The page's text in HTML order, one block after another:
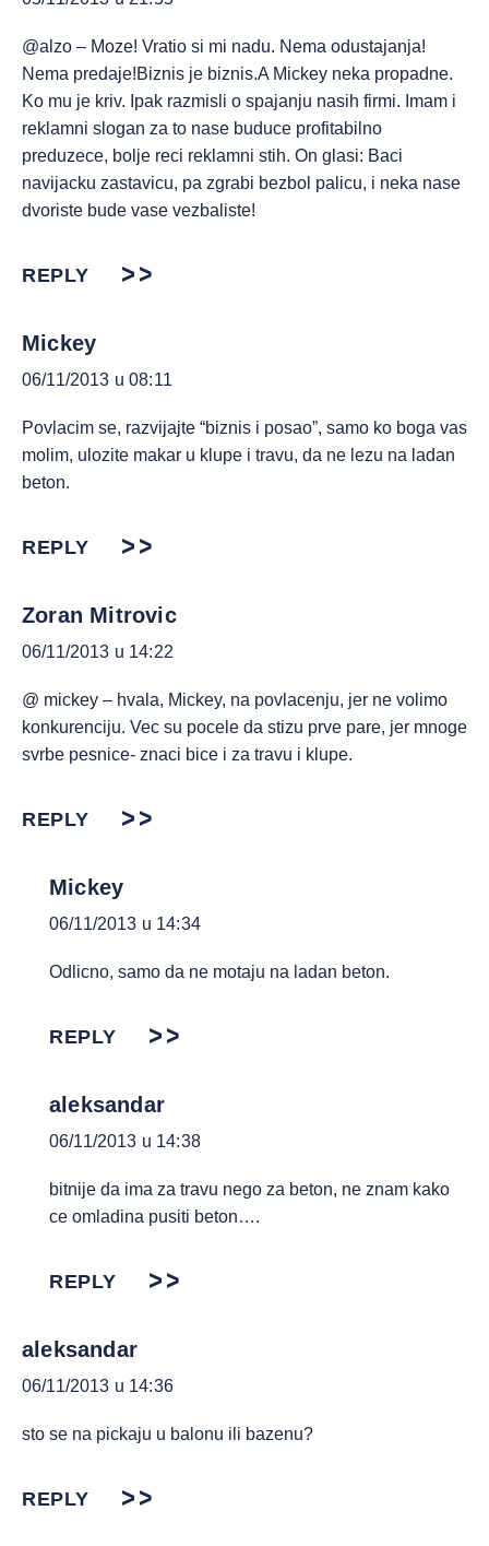
@alzo – Moze! Vratio si mi nadu. Nema odustajanja!
Nema predaje!Biznis je biznis.A Mickey neka propadne.
Ko mu je kriv. Ipak razmisli o spajanju nasih firmi. Imam i
reklamni slogan za to nase buduce profitabilno
preduzece, bolje reci reklamni stih. On glasi: Baci
navijacku zastavicu, pa zgrabi bezbol palicu, i neka nase
dvoriste bude vase vezbaliste!
REPLY
Mickey
06/11/2013 u 08:11
Povlacim se, razvijajte “biznis i posao”, samo ko boga vas
molim, ulozite makar u klupe i travu, da ne lezu na ladan
beton.
REPLY
Zoran Mitrovic
06/11/2013 u 14:22
@ mickey – hvala, Mickey, na povlacenju, jer ne volimo
konkurenciju. Vec su pocele da stizu prve pare, jer mnoge
svrbe pesnice- znaci bice i za travu i klupe.
REPLY
Mickey
06/11/2013 u 14:34
Odlicno, samo da ne motaju na ladan beton.
REPLY
aleksandar
06/11/2013 u 14:38
bitnije da ima za travu nego za beton, ne znam kako
ce omladina pusiti beton….
REPLY
aleksandar
06/11/2013 u 14:36
sto se na pickaju u balonu ili bazenu?
REPLY